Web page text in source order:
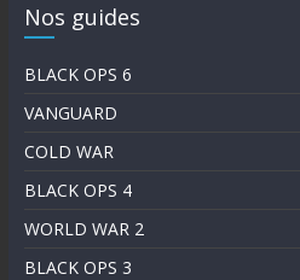
Nos guides
BLACK OPS 6
VANGUARD
COLD WAR
BLACK OPS 4
WORLD WAR 2
BLACK OPS 3